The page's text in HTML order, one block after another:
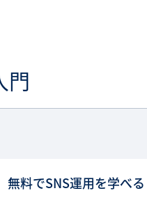
門
無料でSNS運用を学べ